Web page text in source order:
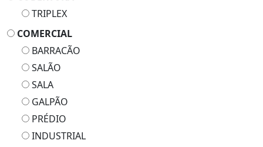
TRIPLEX
COMERCIAL
BARRACÃO
SALÃO
SALA
GALPÃO
PRÉDIO
INDUSTRIAL